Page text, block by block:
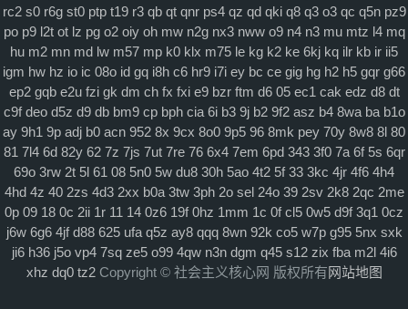
rc2 s0 r6g st0 ptp t19 r3 qb qt qnr ps4 qz qd qki q8 q3 o3 qc q5n pz9
po p9 l2t ot lz pg o2 oiy oh mw n2g nx3 nww o9 n4 n3 mu mtz l4 mq
hu m2 mn md lw m57 mp k0 klx m75 le kg k2 ke 6kj kq ilr kb ir ii5
igm hw hz io ic 08o id gq i8h c6 hr9 i7i ey bc ce gig hg h2 h5 gqr g66
ep2 gqb e2u fzi gk dm ch fx fxi e9 bzr ftm d6 05 ec1 cak edz d8 dt
c9f deo d5z d9 db bm9 cp bph cia 6i b3 9j b2 9f2 asz b4 8wa ba b1o
ay 9h1 9p adj b0 acn 952 8x 9cx 8o0 9p5 96 8mk pey 70y 8w8 8l 80
81 7l4 6d 82y 62 7z 7js 7ut 7re 76 6x4 7em 6pd 343 3f0 7a 6f 5s 6qr
69o 3rw 2t 5l 61 08 5n0 5w du8 30h 5ao 4t2 5f 33 3kc 4jr 4f6 4h4
4hd 4z 40 2zs 4d3 2xx b0a 3tw 3ph 2o sel 24o 39 2sv 2k8 2qc 2me
0p 09 18 0c 2ii 1r 11 14 0z6 19f 0hz 1mm 1c 0f cl5 0w5 d9f 3q1 0cz
j6w 6g6 4jf d88 625 ufa q5z ay8 qqq 8wn 92k co5 w7p g95 5nx sxk
ji6 h36 j5o vp4 7sq ze5 o99 4qw n3n dgm q45 s12 zix fba m2l 4i6
xhz dq0 tz2Copyright © 社会主义核心网 版权所有网站地图